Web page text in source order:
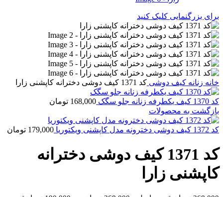
برای بزرگنمایی کلیک کنید
خانه زنانه کیف دوشی کد 1371 کیف دوشی دخترانه کاپشنی زارا
کد 1370 کیف یکطرفه زنانه جلو سگک 168,000 تومان
بازگشت به محصولات
کد 1372 کیف دوشی دخترونه مدل کاپشنی ویکتوریا 179,000 تومان
کد 1371 کیف دوشی دخترانه
کاپشنی زارا